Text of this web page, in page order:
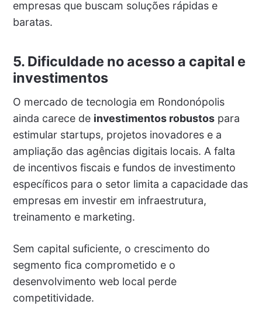
empresas que buscam soluções rápidas e
baratas.
5. Dificuldade no acesso a capital e
investimentos
O mercado de tecnologia em Rondonópolis
ainda carece de investimentos robustospara
estimular startups, projetos inovadores e a
ampliação das agências digitais locais. A falta
de incentivos fiscais e fundos de investimento
específicos para o setor limita a capacidade das
empresas em investir em infraestrutura,
treinamento e marketing.
Sem capital suficiente, o crescimento do
segmento fica comprometido e o
desenvolvimento web local perde
competitividade.